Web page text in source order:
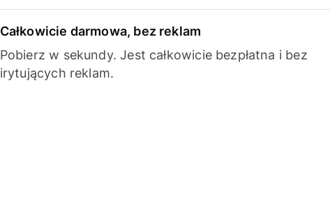
Całkowicie darmowa, bez reklam
Pobierz w sekundy. Jest całkowicie bezpłatna i bez
irytujących reklam.